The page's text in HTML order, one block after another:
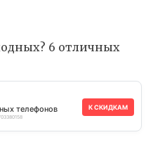
телефонов К СКИДКАМ